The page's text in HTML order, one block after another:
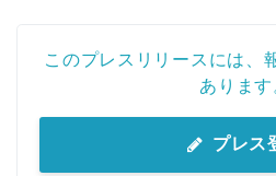
このプレスリリースには、
あります
プレス